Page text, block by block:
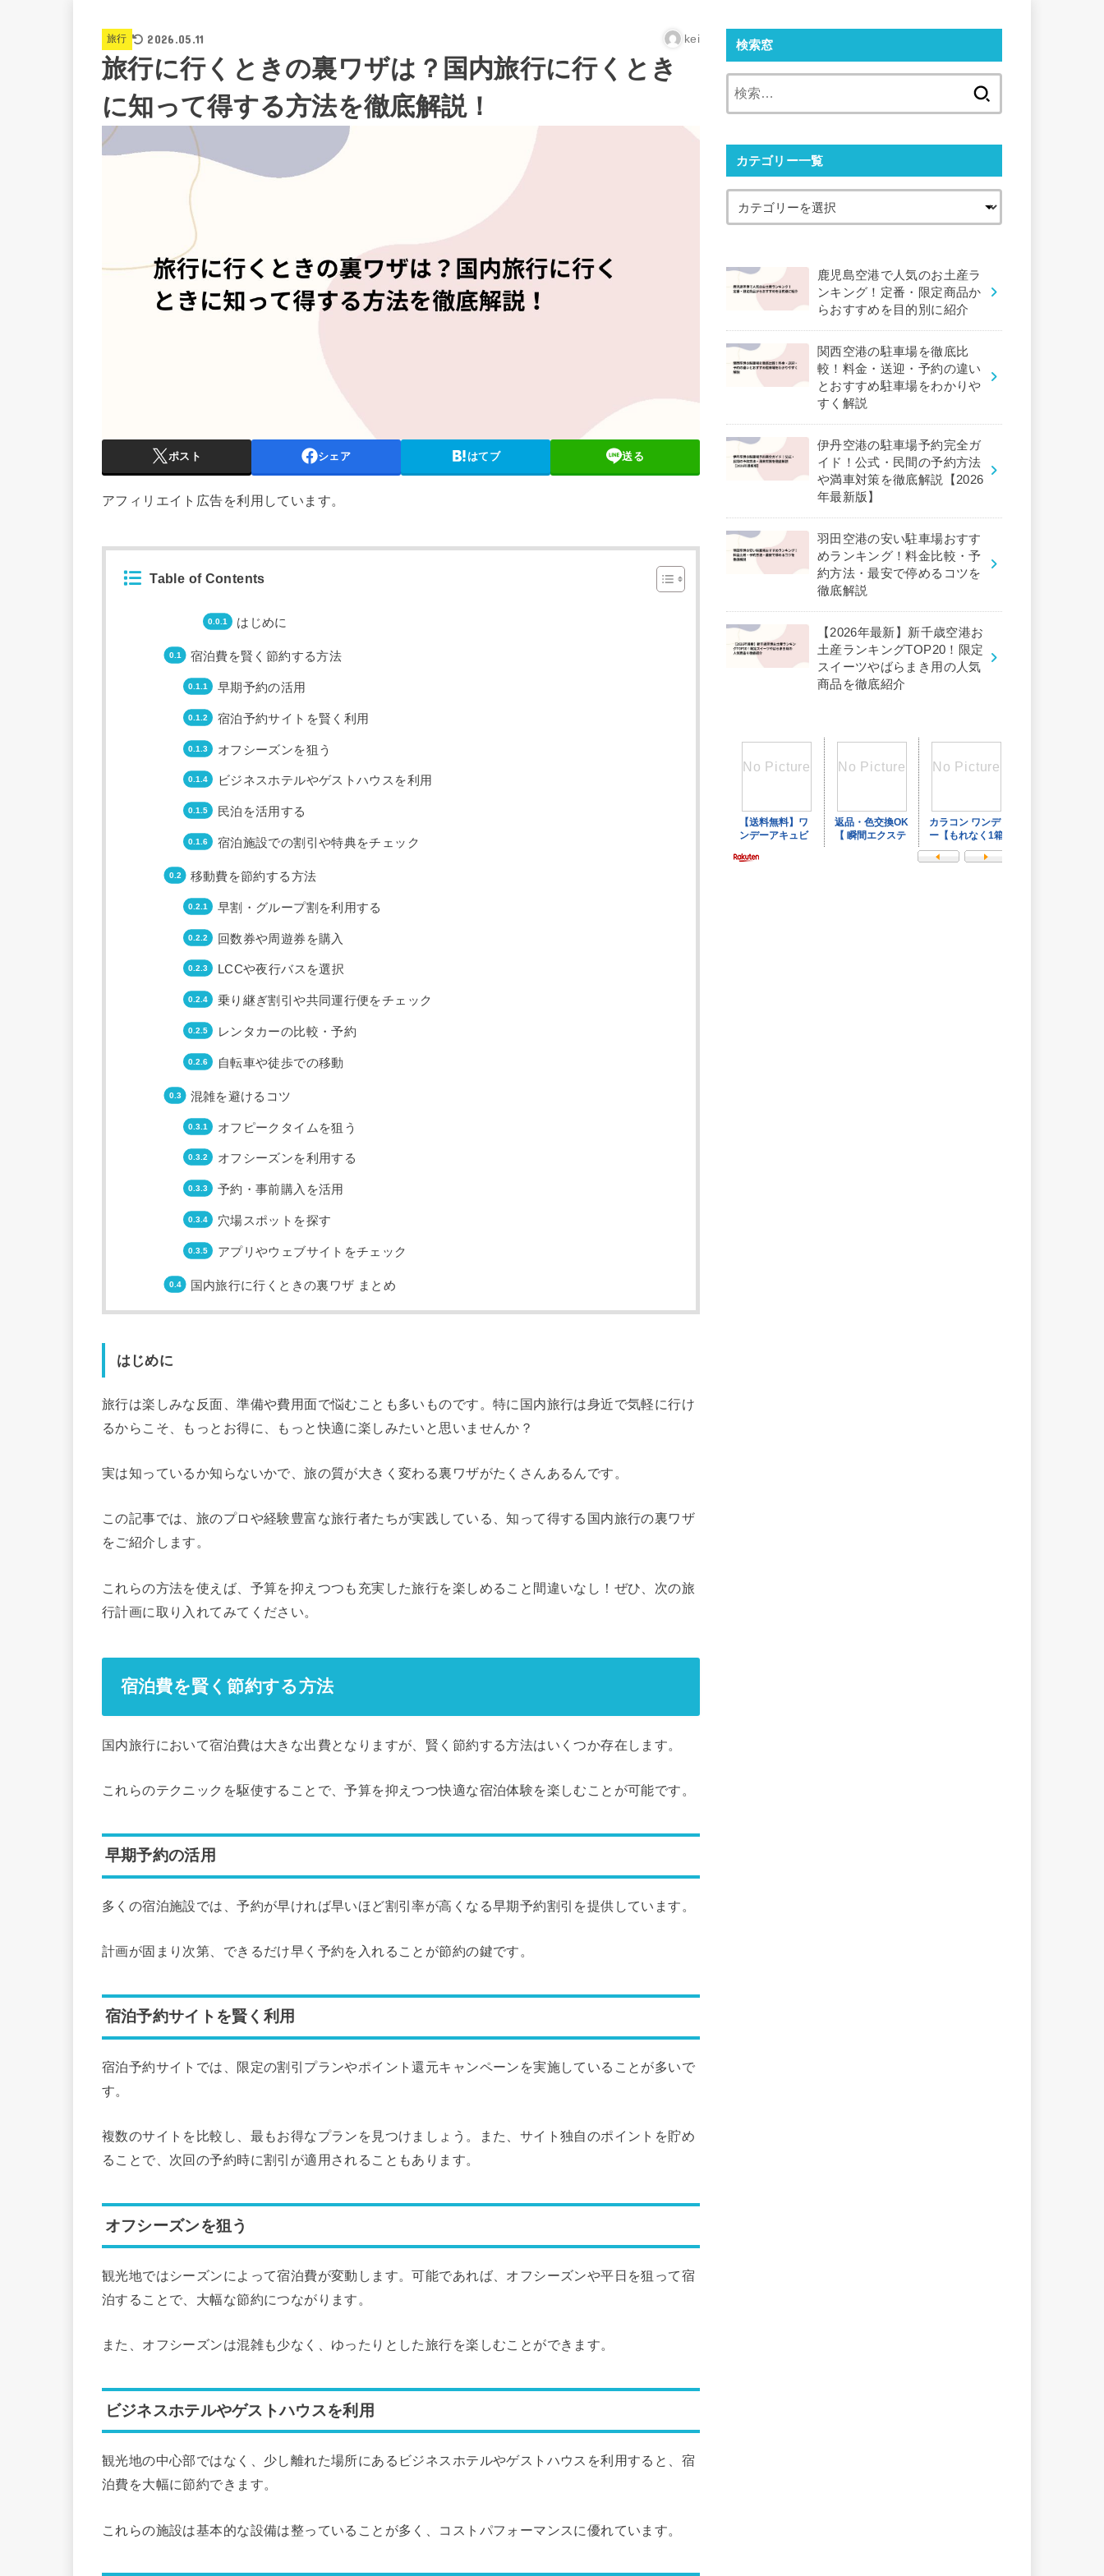
旅行 2026.05.11 kei
旅行に行くときの裏ワザは？国内旅行に行くとき
に知って得する方法を徹底解説！
ポスト シェア はてブ 送る
アフィリエイト広告を利用しています。
Table of Contents
はじめに
宿泊費を賢く節約する方法
早期予約の活用
宿泊予約サイトを賢く利用
オフシーズンを狙う
ビジネスホテルやゲストハウスを利用
民泊を活用する
宿泊施設での割引や特典をチェック
移動費を節約する方法
早割・グループ割を利用する
回数券や周遊券を購入
LCCや夜行バスを選択
乗り継ぎ割引や共同運行便をチェック
レンタカーの比較・予約
自転車や徒歩での移動
混雑を避けるコツ
オフピークタイムを狙う
オフシーズンを利用する
予約・事前購入を活用
穴場スポットを探す
アプリやウェブサイトをチェック
国内旅行に行くときの裏ワザ まとめ
はじめに
旅行は楽しみな反面、準備や費用面で悩むことも多いものです。特に国内旅行は身近で気軽に行け
るからこそ、もっとお得に、もっと快適に楽しみたいと思いませんか？
実は知っているか知らないかで、旅の質が大きく変わる裏ワザがたくさんあるんです。
この記事では、旅のプロや経験豊富な旅行者たちが実践している、知って得する国内旅行の裏ワザ
をご紹介します。
これらの方法を使えば、予算を抑えつつも充実した旅行を楽しめること間違いなし！ぜひ、次の旅
行計画に取り入れてみてください。
宿泊費を賢く節約する方法
国内旅行において宿泊費は大きな出費となりますが、賢く節約する方法はいくつか存在します。
これらのテクニックを駆使することで、予算を抑えつつ快適な宿泊体験を楽しむことが可能です。
早期予約の活用
多くの宿泊施設では、予約が早ければ早いほど割引率が高くなる早期予約割引を提供しています。
計画が固まり次第、できるだけ早く予約を入れることが節約の鍵です。
宿泊予約サイトを賢く利用
宿泊予約サイトでは、限定の割引プランやポイント還元キャンペーンを実施していることが多いで
す。
複数のサイトを比較し、最もお得なプランを見つけましょう。また、サイト独自のポイントを貯め
ることで、次回の予約時に割引が適用されることもあります。
オフシーズンを狙う
観光地ではシーズンによって宿泊費が変動します。可能であれば、オフシーズンや平日を狙って宿
泊することで、大幅な節約につながります。
また、オフシーズンは混雑も少なく、ゆったりとした旅行を楽しむことができます。
ビジネスホテルやゲストハウスを利用
観光地の中心部ではなく、少し離れた場所にあるビジネスホテルやゲストハウスを利用すると、宿
泊費を大幅に節約できます。
これらの施設は基本的な設備は整っていることが多く、コストパフォーマンスに優れています。
検索窓
カテゴリー一覧
鹿児島空港で人気のお土産ラ
ンキング！定番・限定商品か
らおすすめを目的別に紹介
関西空港の駐車場を徹底比
較！料金・送迎・予約の違い
とおすすめ駐車場をわかりや
すく解説
伊丹空港の駐車場予約完全ガ
イド！公式・民間の予約方法
や満車対策を徹底解説【2026
年最新版】
羽田空港の安い駐車場おすす
めランキング！料金比較・予
約方法・最安で停めるコツを
徹底解説
【2026年最新】新千歳空港お
土産ランキングTOP20！限定
スイーツやばらまき用の人気
商品を徹底紹介